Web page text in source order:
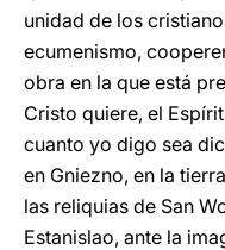
unidad de los
ecumenismo,
obra en la que está
Cristo quiere, el
cuanto yo digo sea
en Gniezno, en la
las reliquias de San
Estanislao, ante la